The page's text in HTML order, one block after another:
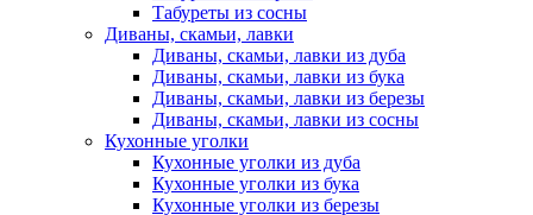
Табуреты из сосны
Диваны, скамьи, лавки
Диваны, скамьи, лавки из дуба
Диваны, скамьи, лавки из бука
Диваны, скамьи, лавки из березы
Диваны, скамьи, лавки из сосны
Кухонные уголки
Кухонные уголки из дуба
Кухонные уголки из бука
Кухонные уголки из березы